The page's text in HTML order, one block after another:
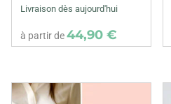
Livraison dès aujourd'hui
à partir de44,90 €